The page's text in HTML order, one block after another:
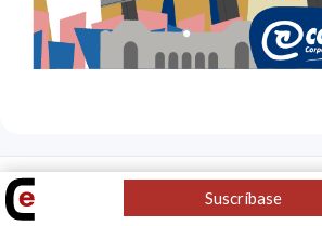
Suscríbase